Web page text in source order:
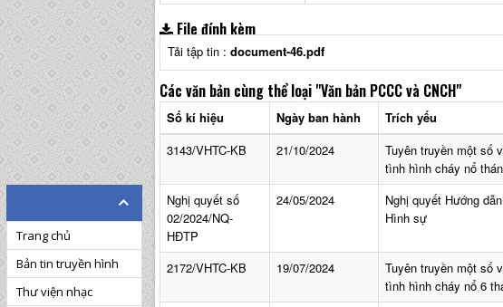
File đính kèm
Tải tập tin : document-46.pdf
Các văn bản cùng thể loại "Văn bản PCCC và CNCH"
Số kí hiệu Ngày ban hành
Trích yếu
3143/VHTC-KB
21/10/2024
Tuyên truyền một số
tình hình cháy nổ
Nghị quyết số
02/2024/NQ-
HĐTP
24/05/2024
Nghị quyết Hướng
Hình sự
2172/VHTC-KB 19/07/2024
Tuyên truyền một số
tình hình cháy nổ 6
Trang chủ
Bản tin truyền hình
Thư viện nhạc